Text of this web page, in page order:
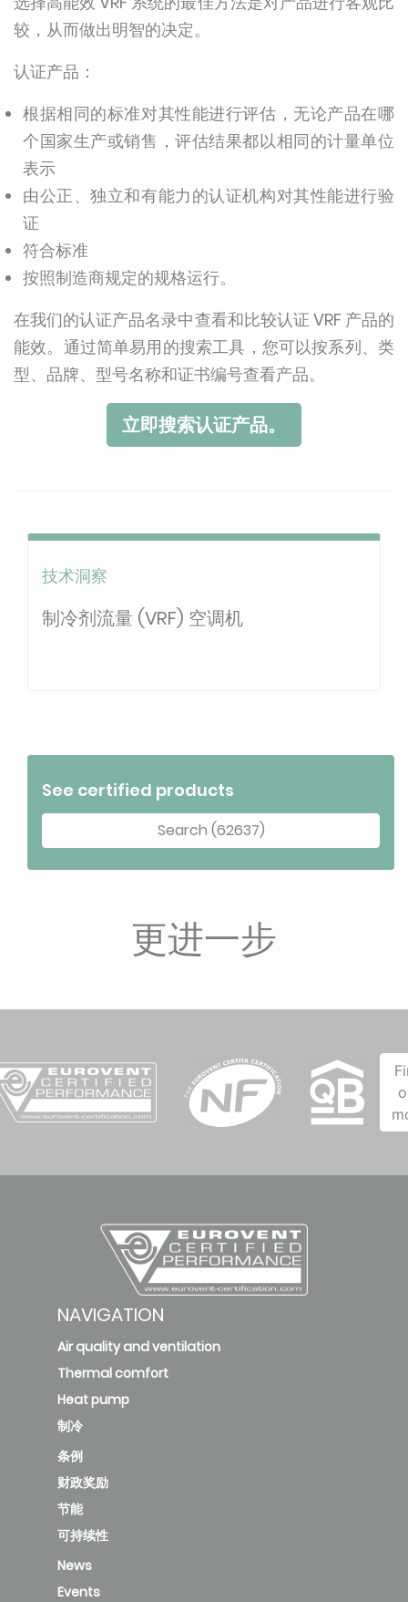
较，从而做出明智的决定。
认证产品：
根据相同的标准对其性能进行评估，无论产品在哪
个国家生产或销售，评估结果都以相同的计量单位
表示
由公正、独立和有能力的认证机构对其性能进行验
证
符合标准
按照制造商规定的规格运行。
在我们的认证产品名录中查看和比较认证 VRF 产品的
能效。通过简单易用的搜索工具，您可以按系列、类
型、品牌、型号名称和证书编号查看产品。
立即搜索认证产品。
技术洞察
制冷剂流量 (VRF) 空调机
See certified products
Search (62637)
更进一步
NAVIGATION
Air quality and ventilation
Thermal comfort
Heat pump
制冷
条例
财政奖励
节能
可持续性
News
Events